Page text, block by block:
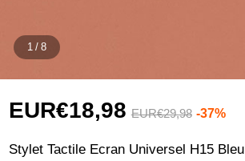
1 / 8
EUR€18,98 EUR€29,98 -37%
Stylet Tactile Ecran Universel H15 Bleu